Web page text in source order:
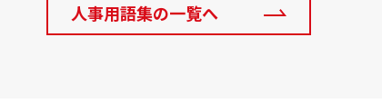
人事用語集の一覧へ